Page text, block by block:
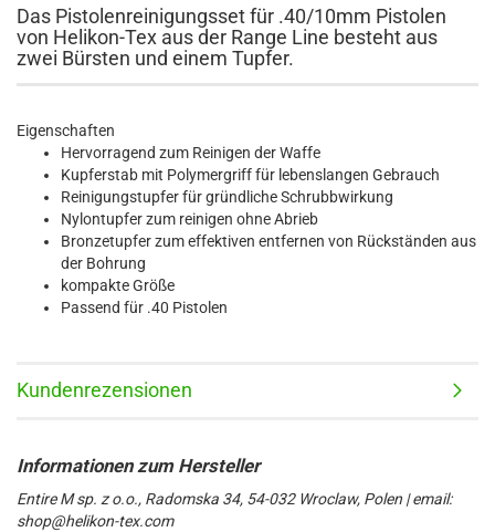
Das Pistolenreinigungsset für .40/10mm Pistolen
von Helikon-Tex aus der Range Line besteht aus
zwei Bürsten und einem Tupfer.
Eigenschaften
Hervorragend zum Reinigen der Waffe
Kupferstab mit Polymergriff für lebenslangen Gebrauch
Reinigungstupfer für gründliche Schrubbwirkung
Nylontupfer zum reinigen ohne Abrieb
Bronzetupfer zum effektiven entfernen von Rückständen aus
der Bohrung
kompakte Größe
Passend für .40 Pistolen
Kundenrezensionen
Entire M sp. z o.o., Radomska 34, 54-032 Wroclaw, Polen | email:
shop@helikon-tex.com